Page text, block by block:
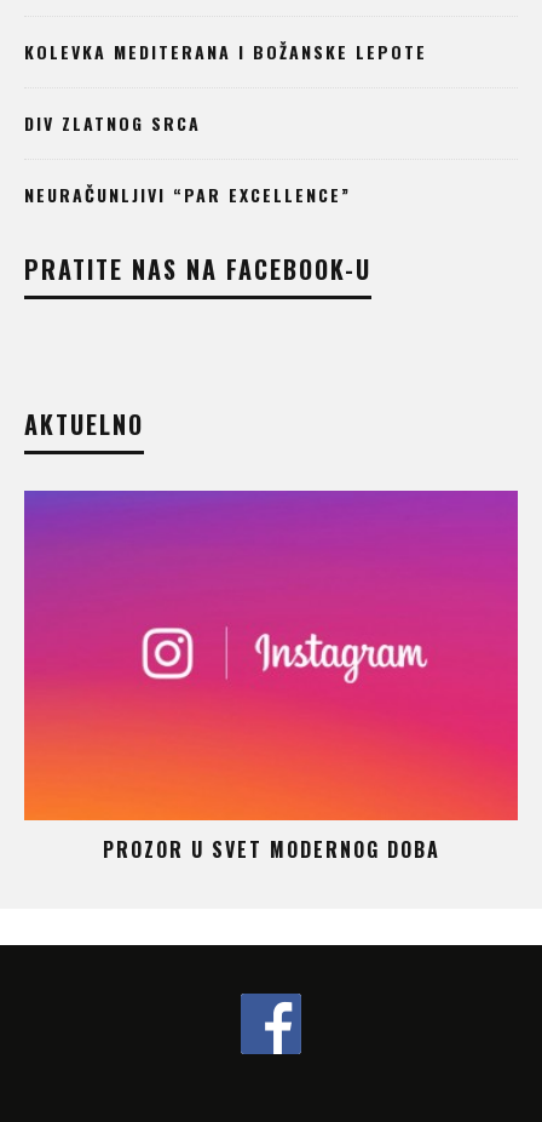
KOLEVKA MEDITERANA I BOŽANSKE LEPOTE
DIV ZLATNOG SRCA
NEURAČUNLJIVI “PAR EXCELLENCE”
PRATITE NAS NA FACEBOOK-U
AKTUELNO
PROZOR U SVET MODERNOG DOBA